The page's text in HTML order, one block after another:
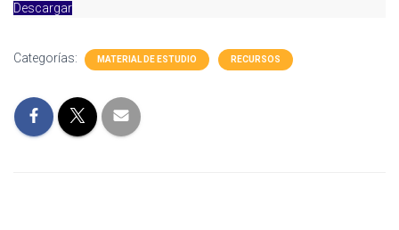
Descargar
Categorías: MATERIAL DE ESTUDIO RECURSOS